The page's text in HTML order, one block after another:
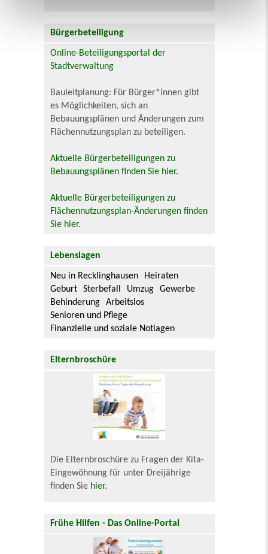
Bürgerbeteiligung
Online-Beteiligungsportal der
Stadtverwaltung
Bauleitplanung: Für Bürger*innen gibt
es Möglichkeiten, sich an
Bebauungsplänen und Änderungen zum
Flächennutzungsplan zu beteiligen.
Aktuelle Bürgerbeteiligungen zu
Bebauungsplänen finden Sie hier.
Aktuelle Bürgerbeteiligungen zu
Flächennutzungsplan-Änderungen finden
Sie hier.
Lebenslagen
Neu in Recklinghausen
Heiraten
Geburt
Sterbefall Umzug
Gewerbe
Behinderung
Arbeitslos
Senioren und Pflege
Finanzielle und soziale Notlagen
Elternbroschüre
Die Elternbroschüre zu Fragen der Kita-
Eingewöhnung für unter Dreijährige
finden Sie hier.
Frühe Hilfen - Das Online-Portal